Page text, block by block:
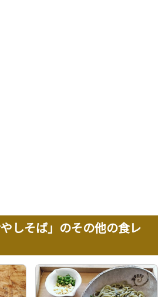
しそば」のその他の食レ